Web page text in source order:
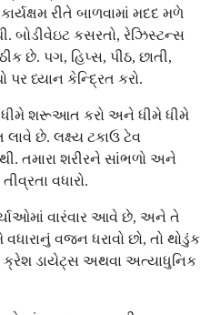
રીતે બાળવામાં મદદ મળે
બોડીવેઇટ કસરતો, રેઝિસ્ટન્સ
છે. પગ, હિપ્સ, પીઠ, છાતી,
ધ્યાન કેન્દ્રિત કરો.
ધીમે શરૂઆત કરો અને ધીમે ધીમે
લાવે છે. લક્ષ્ય ટકાઉ ટેવ
તમારા શરીરને સાંભળો અને
વધારો.
વારંવાર આવે છે, અને તે
વજન ધરાવો છો, તો થોડુંક
ડાયેટ્સ અથવા અત્યાધુનિક